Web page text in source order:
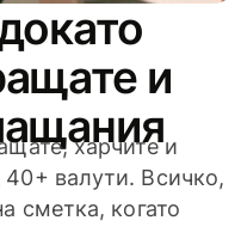
и
харчите и
валути. Всичко,
сметка, когато